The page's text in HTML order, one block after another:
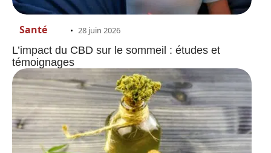
Santé 28 juin 2026
L’impact du CBD sur le sommeil : études et
témoignages